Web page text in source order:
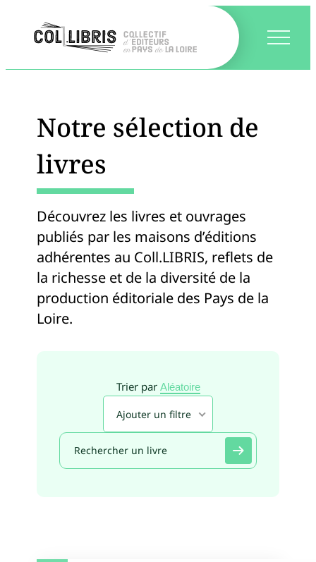
Notre sélection de
livres
Découvrez les livres et ouvrages
publiés par les maisons d’éditions
adhérentes au Coll.LIBRIS, reflets de
la richesse et de la diversité de la
production éditoriale des Pays de la
Loire.
Trier par Aléatoire
Ajouter un filtre